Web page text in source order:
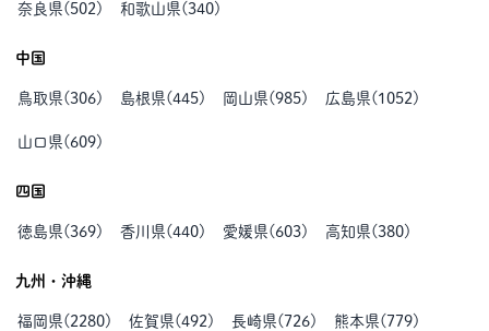
奈良県( 502 ) 和歌山県(340)
中国
鳥取県(306) 島根県(445) 岡山県(985) 広島県( 1052 )
山口県( 609)
四国
徳島県(369) 香川県(440) 愛媛県( 603) 高知県(380)
九州・沖縄
福岡県( 2280) 佐賀県(492 ) 長崎県( 726) 熊本県( 779)